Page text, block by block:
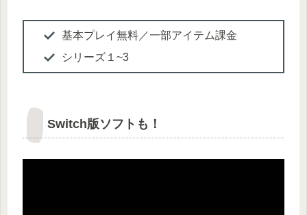
基本プレイ無料／一部アイテム課金
シリーズ１~3
Switch版ソフトも！